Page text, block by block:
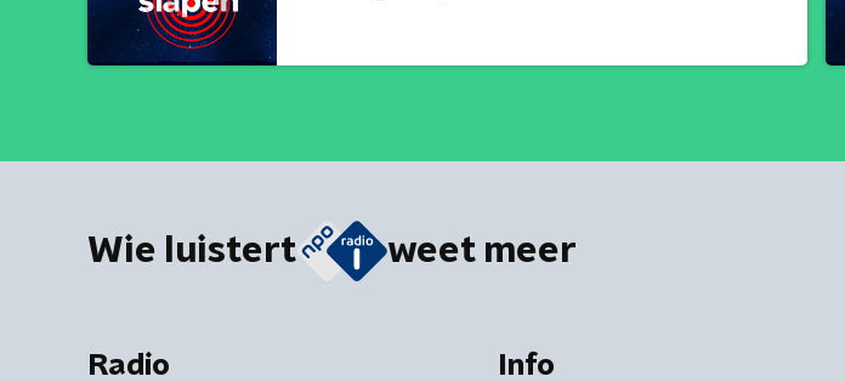
Wie luistert weet meer
Radio Info